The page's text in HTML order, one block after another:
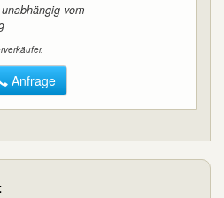
vom
Anfrage